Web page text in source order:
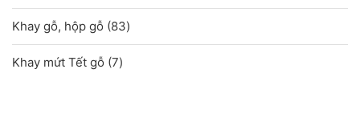
sản
phẩm
Khay gỗ, hộp gỗ 8383
sản
Khay mứt Tết gỗ 77